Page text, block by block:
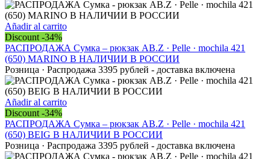
Añadir al carrito
Discount -34%
РАСПРОДАЖА Сумка – рюкзак AB.Z · Pelle · mochila 421
(650) MARINO В НАЛИЧИИ В РОССИИ
Розница · Распродажа 3395 рублей - доставка включена
Añadir al carrito
Discount -34%
РАСПРОДАЖА Сумка – рюкзак AB.Z · Pelle · mochila 421
(650) BEIG В НАЛИЧИИ В РОССИИ
Розница · Распродажа 3395 рублей - доставка включена